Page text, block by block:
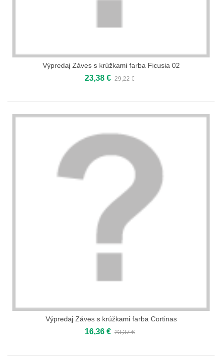
Výpredaj Záves s krúžkami farba Ficusia 02
23,38 € 29,22 €
Výpredaj Záves s krúžkami farba Cortinas
16,36 € 23,37 €